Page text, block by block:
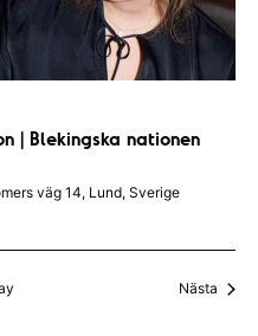
n
g
S
ö
-
o
g
v
y
g
e
| Blekingska nationen
väg 14, Lund, Sverige
Nästa